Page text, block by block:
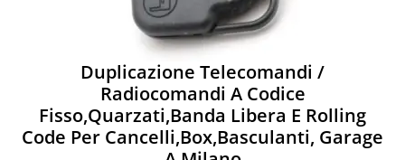
Duplicazione Telecomandi /
Radiocomandi A Codice
Fisso,quarzati,banda Libera E Rolling
Code Per Cancelli,box,basculanti, Garage